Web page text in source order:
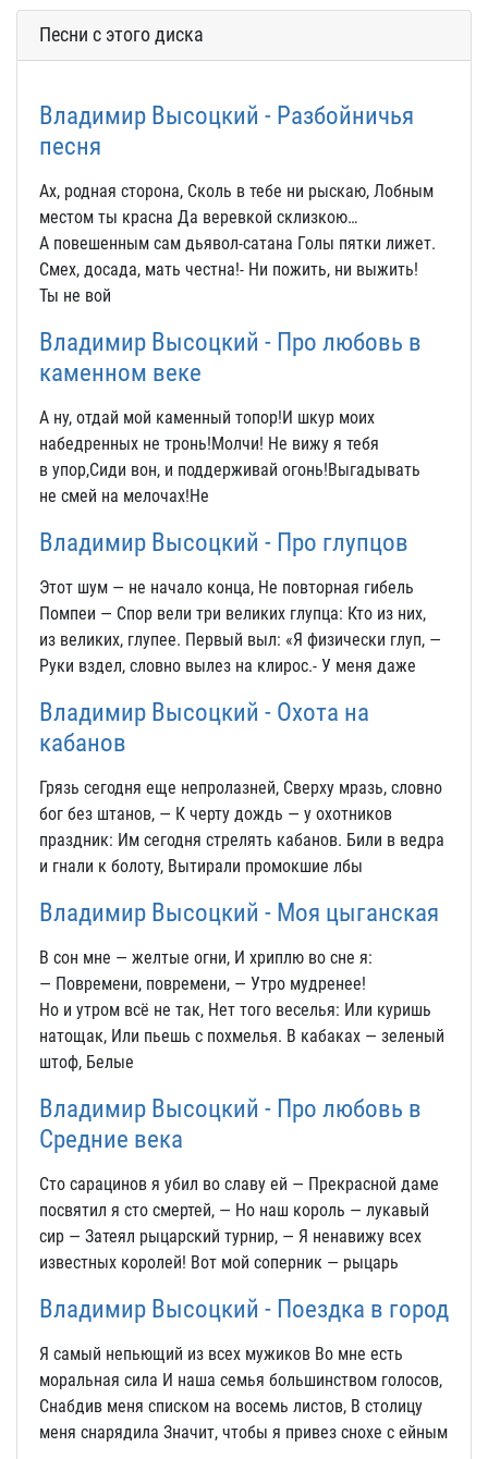
Песни с этого диска
Владимир Высоцкий - Разбойничья
песня
Ах, родная сторона, Сколь в тебе ни рыскаю, Лобным
местом ты красна Да веревкой склизкою…
А повешенным сам дьявол-сатана Голы пятки лижет.
Смех, досада, мать честна!- Ни пожить, ни выжить!
Ты не вой
Владимир Высоцкий - Про любовь в
каменном веке
А ну, отдай мой каменный топор!И шкур моих
набедренных не тронь!Молчи! Не вижу я тебя
в упор,Сиди вон, и поддерживай огонь!Выгадывать
не смей на мелочах!Не
Владимир Высоцкий - Про глупцов
Этот шум — не начало конца, Не повторная гибель
Помпеи — Спор вели три великих глупца: Кто из них,
из великих, глупее. Первый выл: «Я физически глуп, —
Руки вздел, словно вылез на клирос.- У меня даже
Владимир Высоцкий - Охота на
кабанов
Грязь сегодня еще непролазней, Сверху мразь, словно
бог без штанов, — К черту дождь — у охотников
праздник: Им сегодня стрелять кабанов. Били в ведра
и гнали к болоту, Вытирали промокшие лбы
Владимир Высоцкий - Моя цыганская
В сон мне — желтые огни, И хриплю во сне я:
— Повремени, повремени, — Утро мудренее!
Но и утром всё не так, Нет того веселья: Или куришь
натощак, Или пьешь с похмелья. В кабаках — зеленый
штоф, Белые
Владимир Высоцкий - Про любовь в
Средние века
Сто сарацинов я убил во славу ей — Прекрасной даме
посвятил я сто смертей, — Но наш король — лукавый
сир — Затеял рыцарский турнир, — Я ненавижу всех
известных королей! Вот мой соперник — рыцарь
Владимир Высоцкий - Поездка в город
Я самый непьющий из всех мужиков Во мне есть
моральная сила И наша семья большинством голосов,
Снaбдив меня списком на восемь листов, В столицу
меня снарядила Значит, чтобы я привез снохе с ейным